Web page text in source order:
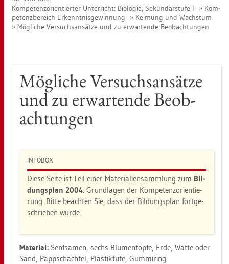
Kom­pe­tenz­ori­en­tier­ter Un­ter­richt: Bio­lo­gie, Se­kun­dar­stu­fe I
Kom­
pe­tenz­be­reich Er­kennt­nis­ge­win­nung
Kei­mung und Wachs­tum
Mög­li­che Ver­suchs­an­sät­ze und zu er­war­ten­de Be­ob­ach­tun­gen
Mög­li­che Ver­suchs­an­sät­ze
und zu er­war­ten­de Be­ob­
ach­tun­gen
IN­FO­BOX
Diese Seite ist Teil einer Ma­te­ria­li­en­samm­lung zum Bil­
dungs­plan 2004: Grund­la­gen der Kom­pe­tenz­ori­en­tie­
rung. Bitte be­ach­ten Sie, dass der Bil­dungs­plan fort­ge­
schrie­ben wurde.
Ma­te­ri­al: Senf­sa­men, sechs Blu­men­töp­fe, Erde, Watte oder
Sand, Papp­schach­tel, Plas­tik­tü­te, Gum­mi­ring